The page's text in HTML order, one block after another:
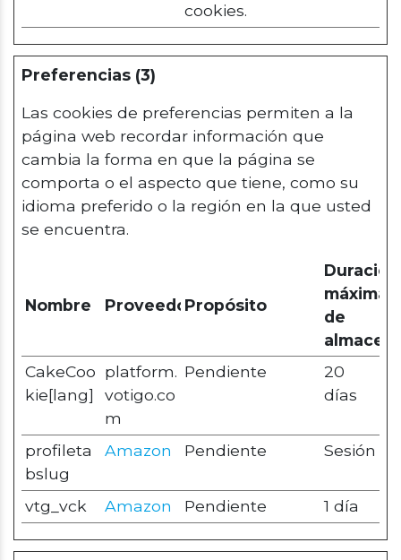
cookies.
Preferencias (3)
Las cookies de preferencias permiten a la
página web recordar información que
cambia la forma en que la página se
comporta o el aspecto que tiene, como su
idioma preferido o la región en la que usted
se encuentra.
Nombre ProveedorPropósito
Duración
máxima
de
CakeCoo
kie[lang]
platform.
votigo.co
m
Pendiente
20
días
profileta
bslug
Amazon Pendiente Sesión
vtg_vck Amazon Pendiente 1 día